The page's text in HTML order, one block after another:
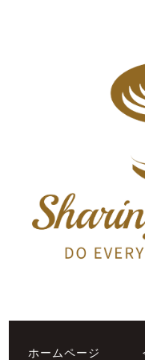
ホームページ